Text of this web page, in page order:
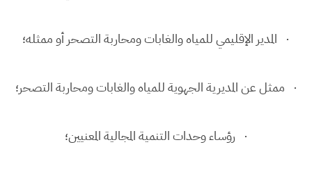
· المدير الإقليمي للمياه والغابات ومحاربة التصحر أو ممثله؛
· ممثل عن المديرية الجهوية للمياه والغابات ومحاربة التصحر؛
· رؤساء وحدات التنمية المجالية المعنيين؛